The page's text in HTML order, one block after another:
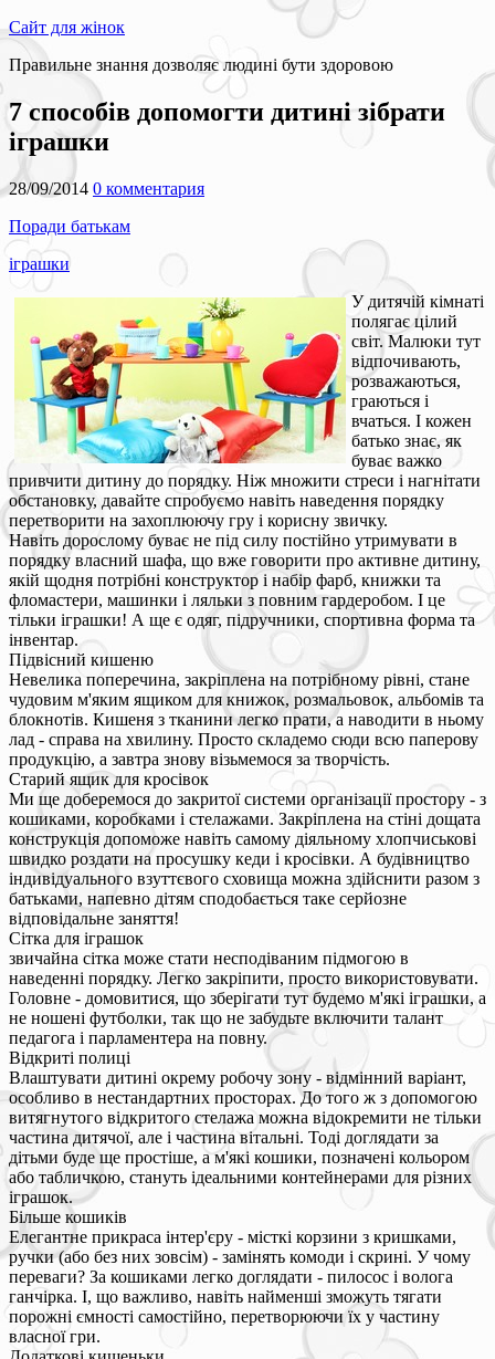
Сайт для жінок
Правильне знання дозволяє людині бути здоровою
7 способів допомогти дитині зібрати
іграшки
28/09/2014 0 комментария
Поради батькам
іграшки
У дитячій кімнаті
полягає цілий
світ. Малюки тут
відпочивають,
розважаються,
граються і
вчаться. І кожен
батько знає, як
буває важко
привчити дитину до порядку. Ніж множити стреси і нагнітати
обстановку, давайте спробуємо навіть наведення порядку
перетворити на захоплюючу гру і корисну звичку.
Навіть дорослому буває не під силу постійно утримувати в
порядку власний шафа, що вже говорити про активне дитину,
якій щодня потрібні конструктор і набір фарб, книжки та
фломастери, машинки і ляльки з повним гардеробом. І це
тільки іграшки! А ще є одяг, підручники, спортивна форма та
інвентар.
Підвісний кишеню
Невелика поперечина, закріплена на потрібному рівні, стане
чудовим м'яким ящиком для книжок, розмальовок, альбомів та
блокнотів. Кишеня з тканини легко прати, а наводити в ньому
лад - справа на хвилину. Просто складемо сюди всю паперову
продукцію, а завтра знову візьмемося за творчість.
Старий ящик для кросівок
Ми ще доберемося до закритої системи організації простору - з
кошиками, коробками і стелажами. Закріплена на стіні дощата
конструкція допоможе навіть самому діяльному хлопчиськові
швидко роздати на просушку кеди і кросівки. А будівництво
індивідуального взуттєвого сховища можна здійснити разом з
батьками, напевно дітям сподобається таке серйозне
відповідальне заняття!
Сітка для іграшок
звичайна сітка може стати несподіваним підмогою в
наведенні порядку. Легко закріпити, просто використовувати.
Головне - домовитися, що зберігати тут будемо м'які іграшки, а
не ношені футболки, так що не забудьте включити талант
педагога і парламентера на повну.
Відкриті полиці
Влаштувати дитині окрему робочу зону - відмінний варіант,
особливо в нестандартних просторах. До того ж з допомогою
витягнутого відкритого стелажа можна відокремити не тільки
частина дитячої, але і частина вітальні. Тоді доглядати за
дітьми буде ще простіше, а м'які кошики, позначені кольором
або табличкою, стануть ідеальними контейнерами для різних
іграшок.
Більше кошиків
Елегантне прикраса інтер'єру - місткі корзини з кришками,
ручки (або без них зовсім) - замінять комоди і скрині. У чому
переваги? За кошиками легко доглядати - пилосос і волога
ганчірка. І, що важливо, навіть найменші зможуть тягати
порожні ємності самостійно, перетворюючи їх у частину
власної гри.